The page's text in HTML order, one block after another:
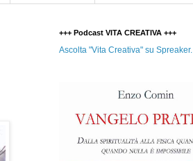
+++ Podcast VITA CREATIVA +++
Ascolta "Vita Creativa" su Spreaker.